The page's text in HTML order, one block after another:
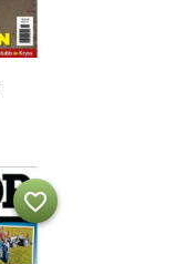
favorite_border